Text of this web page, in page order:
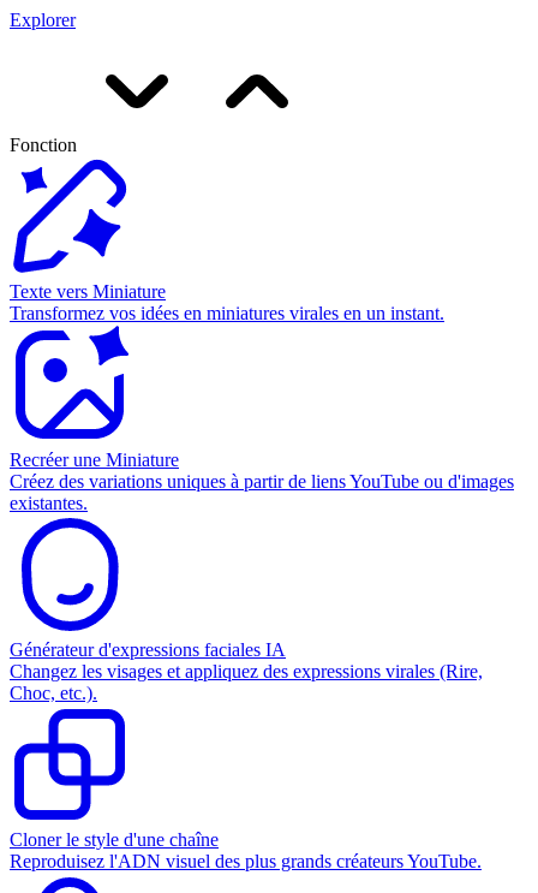
Explorer
Fonction
Texte vers Miniature
Transformez vos idées en miniatures virales en un instant.
Recréer une Miniature
Créez des variations uniques à partir de liens YouTube ou d'images
existantes.
Générateur d'expressions faciales IA
Changez les visages et appliquez des expressions virales (Rire,
Choc, etc.).
Cloner le style d'une chaîne
Reproduisez l'ADN visuel des plus grands créateurs YouTube.